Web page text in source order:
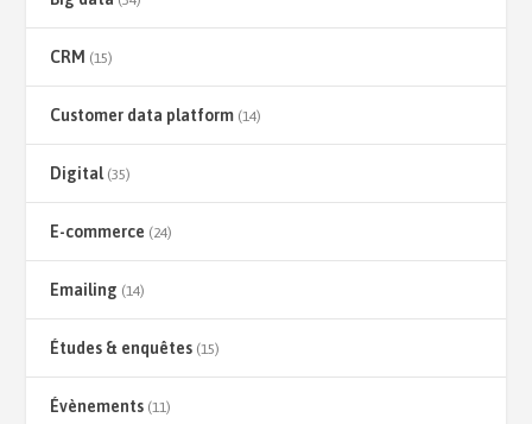
CRM (15)
Customer data platform (14)
Digital(35)
E-commerce (24)
Emailing (14)
Études & enquêtes (15)
Évènements (11)